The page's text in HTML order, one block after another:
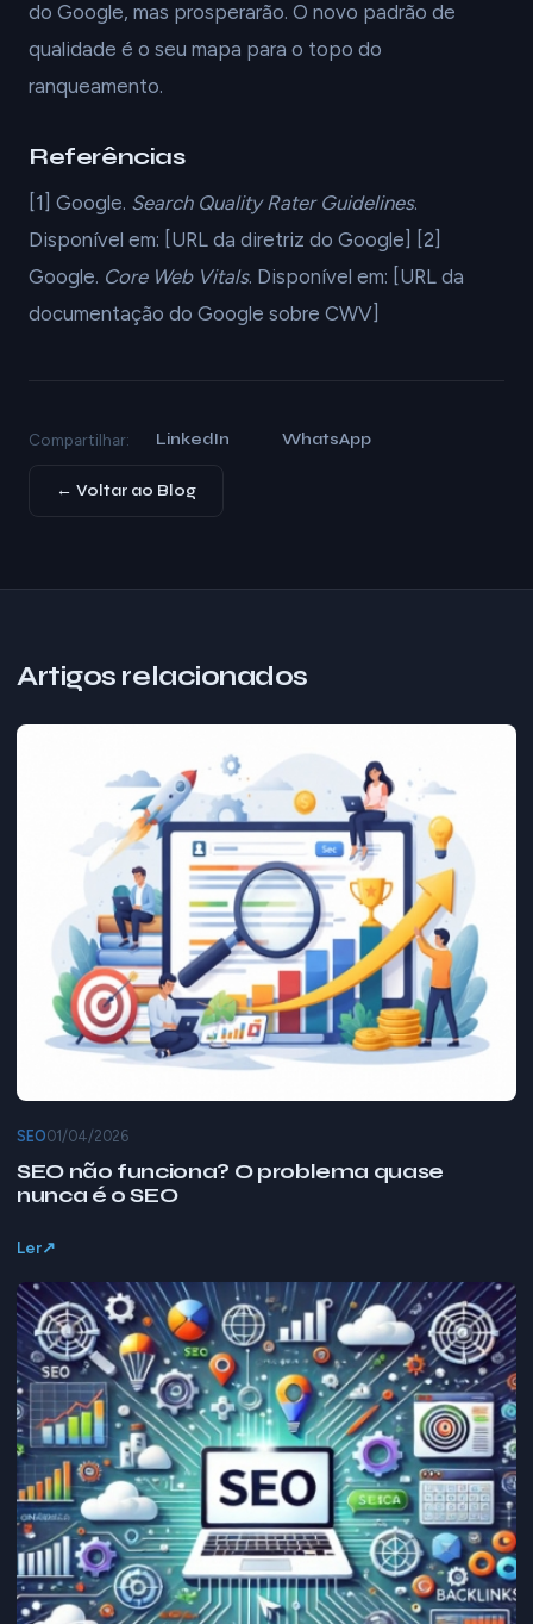
do Google, mas prosperarão. O novo padrão de
qualidade é o seu mapa para o topo do
ranqueamento.
Referências
[1] Google. Search Quality Rater Guidelines.
Disponível em: [URL da diretriz do Google] [2]
Google. Core Web Vitals. Disponível em: [URL da
documentação do Google sobre CWV]
Compartilhar: LinkedIn WhatsApp
← Voltar ao Blog
Artigos relacionados
SEO01/04/2026
SEO não funciona? O problema quase
nunca é o SEO
Ler